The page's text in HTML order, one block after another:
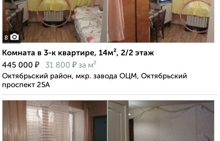
8
Комната в 3-к квартире, 14м², 2/2 этаж
445 000 ₽ 31 800 ₽ за м²
Октябрьский район, мкр. завода ОЦМ, Октябрьский
проспект 25А